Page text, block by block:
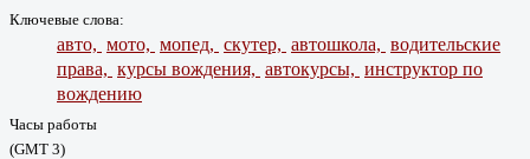
Ключевые слова:
авто, мото, мопед, скутер, автошкола, водительские
права, курсы вождения, автокурсы, инструктор по
вождению
Часы работы
(GMT 3)